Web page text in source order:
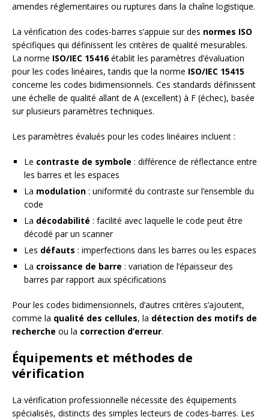
amendes réglementaires ou ruptures dans la chaîne logistique.
La vérification des codes-barres s’appuie sur des normes ISO
spécifiques qui définissent les critères de qualité mesurables.
La norme ISO/IEC 15416établit les paramètres d’évaluation
pour les codes linéaires, tandis que la norme ISO/IEC 15415
concerne les codes bidimensionnels. Ces standards définissent
une échelle de qualité allant de A (excellent) à F (échec), basée
sur plusieurs paramètres techniques.
Les paramètres évalués pour les codes linéaires incluent :
Le contraste de symbole : différence de réflectance entre
les barres et les espaces
La modulation : uniformité du contraste sur l’ensemble du
code
La décodabilité : facilité avec laquelle le code peut être
décodé par un scanner
Les défauts : imperfections dans les barres ou les espaces
La croissance de barre : variation de l’épaisseur des
barres par rapport aux spécifications
Pour les codes bidimensionnels, d’autres critères s’ajoutent,
comme la qualité des cellules, la détection des motifs de
recherche ou la correction d’erreur.
Équipements et méthodes de
vérification
La vérification professionnelle nécessite des équipements
spécialisés, distincts des simples lecteurs de codes-barres. Les